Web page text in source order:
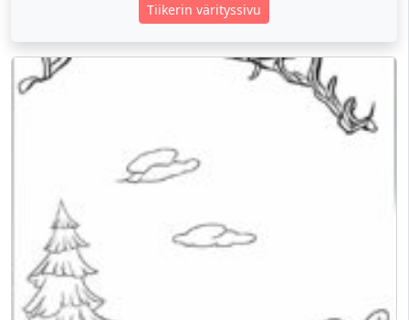
Tiikerin värityssivu